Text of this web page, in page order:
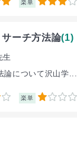
楽単 3
ーチ方法論(1)
生
論について沢山学...
楽単 1